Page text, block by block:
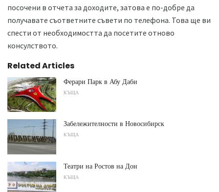
посочени в отчета за доходите, затова е по-добре да
получавате съответните съвети по телефона. Това ще ви
спести от необходимостта да посетите отново
консулството.
Related Articles
Ферари Парк в Абу Даби
КЪЩА
Забележителности в Новосибирск
КЪЩА
Театри на Ростов на Дон
КЪЩА